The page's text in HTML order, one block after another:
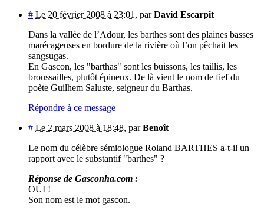
# Le 20 février 2008 à 23:01 , parDavid Escarpit
Dans la vallée de l’Adour, les barthes sont des plaines basses
marécageuses en bordure de la rivière où l’on pêchait les
sangsugas.
En Gascon, les "barthas" sont les buissons, les taillis, les
broussailles, plutôt épineux. De là vient le nom de fief du
poète Guilhem Saluste, seigneur du Barthas.
Répondre à ce message
# Le 2 mars 2008 à 18:48, parBenoît
Le nom du célèbre sémiologue Roland BARTHES a-t-il un
rapport avec le substantif "barthes" ?
Réponse de Gasconha.com :
OUI !
Son nom est le mot gascon.